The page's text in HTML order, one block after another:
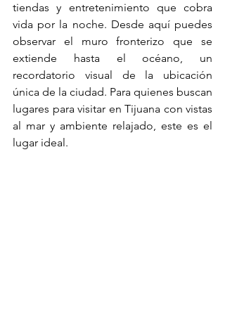
tiendas y entretenimiento que cobra
vida por la noche. Desde aquí puedes
observar el muro fronterizo que se
extiende hasta el océano, un
recordatorio visual de la ubicación
única de la ciudad. Para quienes buscan
lugares para visitar en Tijuana con vistas
al mar y ambiente relajado, este es el
lugar ideal.